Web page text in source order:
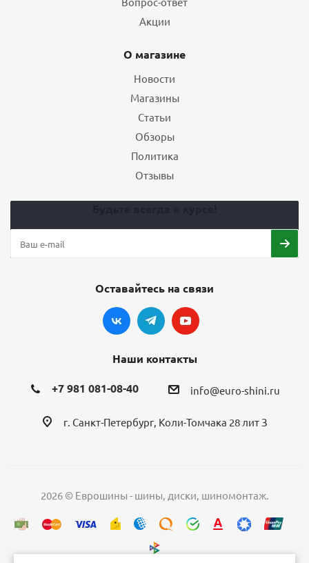
Акции
О магазине
Новости
Магазины
Статьи
Обзоры
Политика
Отзывы
Оставайтесь на связи
Наши контакты
+7 981 081-08-40 info@euro-shini.ru
г. Санкт-Петербург, Коли-Томчака 28 лит З
2026 © Еврошины - шины, диски, шиномонтаж.